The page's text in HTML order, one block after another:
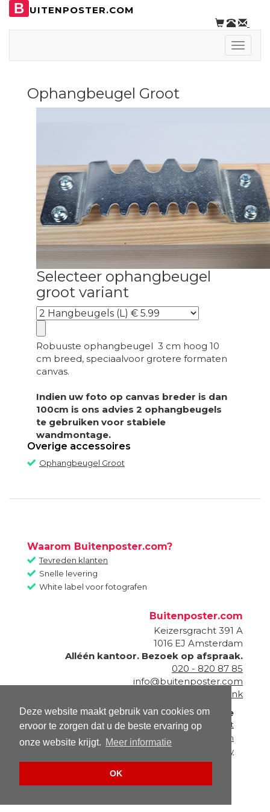
Deze website maakt gebruik van cookies om
ervoor te zorgen dat u de beste ervaring op
onze website krijgt. Meer informatie
OK
B UITENPOSTER.COM
Toggle
Ophangbeugel Groot
Selecteer ophangbeugel
groot variant
Robuuste ophangbeugel 3 cm hoog 10
cm breed, speciaalvoor grotere formaten
canvas.
Indien uw foto op canvas breder is dan
100cm is ons advies 2 ophangbeugels
te gebruiken voor stabiele
wandmontage.
Overige accessoires
Ophangbeugel Groot
Waarom Buitenposter.com?
Tevreden klanten
Snelle levering
White label voor fotografen
Buitenposter.com
Keizersgracht 391 A
1016 EJ Amsterdam
Alléén kantoor. Bezoek op afspraak.
020 - 820 87 85
info@buitenposter.com
Fotogeschenk
Informatie
Contact
Algemene voorwaarden
Privacy policy